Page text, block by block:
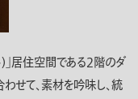
)」居住空間である2階のダ
せて、素材を吟味し、統